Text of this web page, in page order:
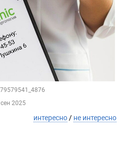
2025
интересно / не интересно